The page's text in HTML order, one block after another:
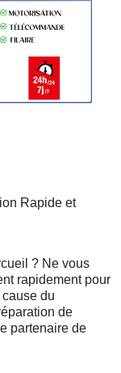
Rapide et
? Ne vous
rapidement pour
du
de
partenaire de